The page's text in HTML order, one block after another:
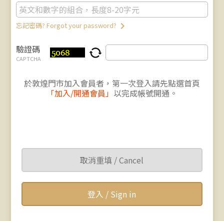
忘記密碼? Forgot your password? keyboard_arrow_right
驗證碼
CAPTCHA
於敦煌門市加入會員者，第一次登入請先點選首頁
「加入/開通會員」 以完成帳號開通。